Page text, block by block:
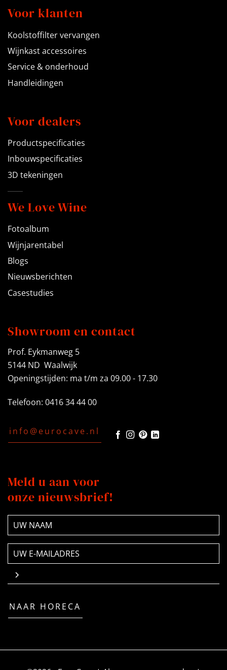
Voor klanten
Koolstoffilter vervangen
Wijnkast accessoires
Service & onderhoud
Handleidingen
Voor dealers
Productspecificaties
Inbouwspecificaties
3D tekeningen
We Love Wine
Fotoalbum
Wijnjarentabel
Blogs
Nieuwsberichten
Casestudies
Showroom en contact
Prof. Eykmanweg 5
5144 ND Waalwijk
Openingstijden: ma t/m za 09.00 - 17.30
Telefoon: 0416 34 44 00
info@eurocave.nl
Meld u aan voor
onze nieuwsbrief!
NAAM
(Vereist)
E-
mailadres
(Vereist)
NAAR HORECA